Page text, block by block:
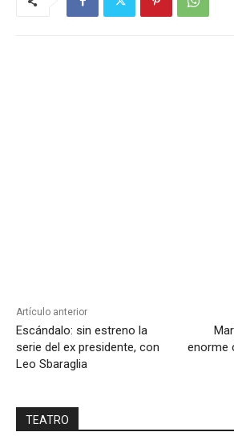
Artículo anterior
Escándalo: sin estreno la
serie del ex presidente, con
Leo Sbaraglia
enorme
TEATRO